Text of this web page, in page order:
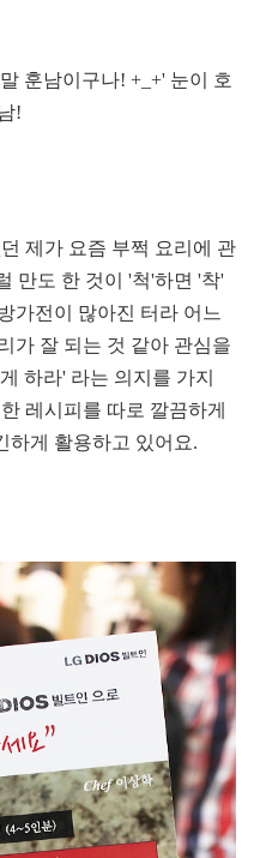
훈남이구나! +_+' 눈이 호
!
제가 요즘 부쩍 요리에 관
만도 한 것이 '척'하면 '착'
가전이 많아진 터라 어느
가 잘 되는 것 같아 관심을
하라' 라는 의지를 가지
레시피를 따로 깔끔하게
하게 활용하고 있어요.